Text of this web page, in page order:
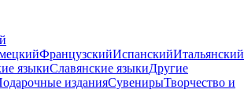
ФранцузскийИспанскийИтальянский
языкиСлавянские языкиДругие
изданияСувенирыТворчество и